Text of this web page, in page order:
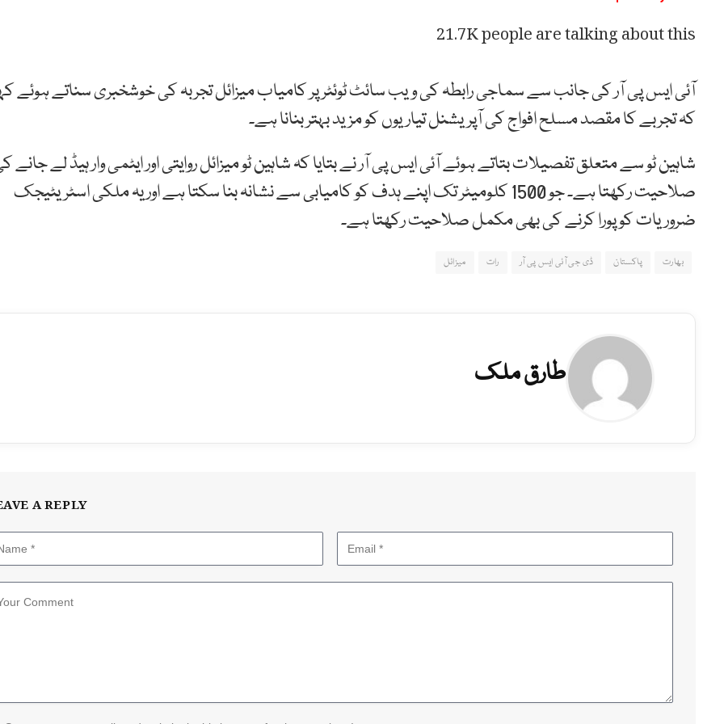
21.7K people are talking about this
آئی ایس پی آر کی جانب سے سماجی رابطہ کی ویب سائٹ ٹوئٹر پر کامیاب میزائل تجربہ کی خوشخبری سناتے ہوئے
کہ تجربے کا مقصد مسلح افواج کی آپریشنل تیاریوں کو مزید بہتر بنانا ہے۔
شاہین ٹو سے متعلق تفصیلات بتاتے ہوئے آئی ایس پی آر نے بتایا کہ شاہین ٹو میزائل روایتی اور ایٹمی وار ہیڈ لے جانے
صلاحیت رکھتا ہے۔ جو 1500 کلومیٹر تک اپنے ہدف کو کامیابی سے نشانہ بنا سکتا ہے اور یہ ملکی اسٹریٹیجک
ضروریات کو پورا کرنے کی بھی مکمل صلاحیت رکھتا ہے۔
بھارت پاکستان ڈی جی آئی ایس پی آر رات میزائل
طارق ملک
A REPLY